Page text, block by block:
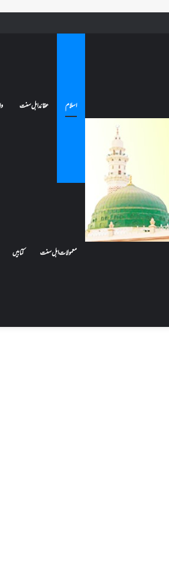
ہیں ، اور کیا معتکف فنائے مسجد میں جا سکتا ہے؟
اسلام عقائد اہل سنت
معمولات اہل سنت کتابیں